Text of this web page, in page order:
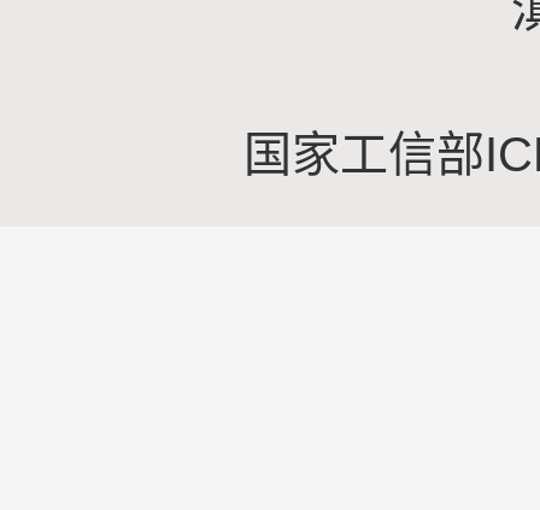
国家工信部